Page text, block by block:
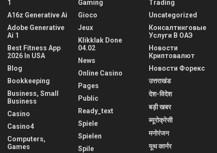
1
A16z Generative Ai
Adobe Generative
Ai 1
Best Fitness App
2026 In USA
Blog
Bookkeeping
Business, Small
Business
Casino
Casino4
Computers,
Games
Gaming
Gioco
Jeux
Klikklak Done
04.02
News
Online Casino
Pages
Public
Ready_text
Spiele
Spielen
Spile
Trading
Uncategorized
Консалтинговые
Услуги В ОАЭ
Новости
Криптовалют
Новости Форекс
उत्तराखंड
देश-विदेश
बड़ी खबर
ब्यूरोक्रेसी
मनोरंजन
यूथ कार्नर